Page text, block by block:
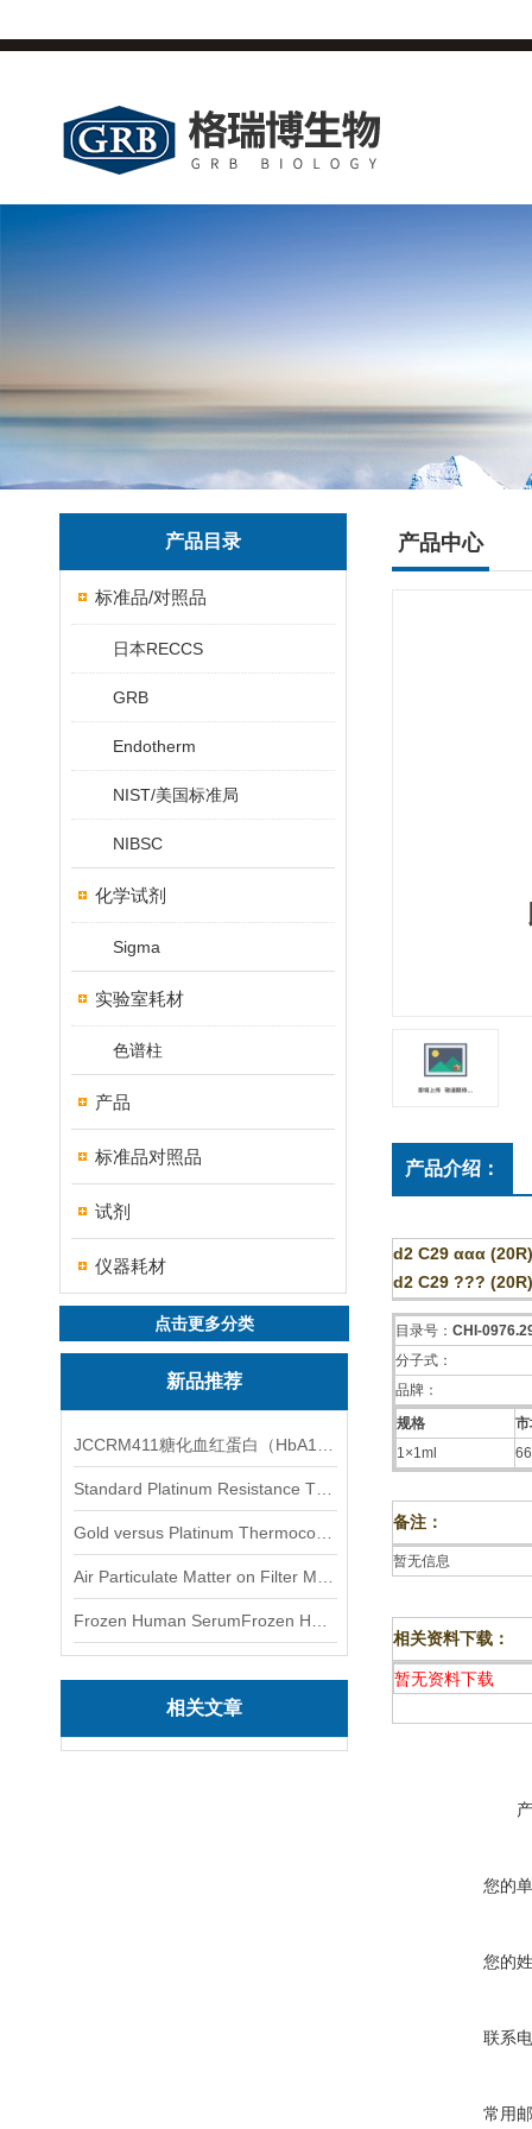
产品目录
标准品/对照品
日本RECCS
GRB
Endotherm
NIST/美国标准局
NIBSC
化学试剂
Sigma
实验室耗材
色谱柱
产品
标准品对照品
试剂
仪器耗材
点击更多分类
新品推荐
相关文章
产品中心
产品介绍：
d2 C29 ααα
d2 C29 ???
目录号： CHI-
分子式：
品牌：
规格
1×1ml
备注：
暂无信息
相关资料下载：
暂无资料下载
您的
您的
联系
常用